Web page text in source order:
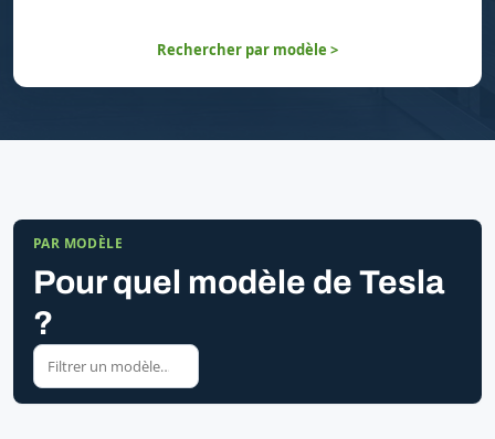
Rechercher par modèle >
PAR MODÈLE
Pour quel modèle de Tesla
?